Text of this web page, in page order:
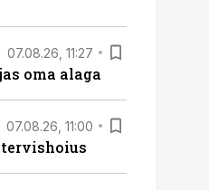
07.08.26, 11:27
oma alaga
07.08.26, 11:00
tervishoius